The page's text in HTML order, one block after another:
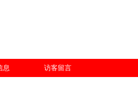
息 访客留言